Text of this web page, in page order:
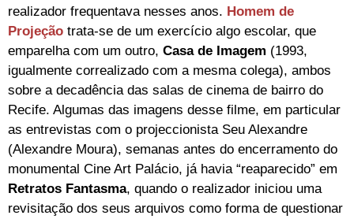
realizador frequentava nesses anos. Homem de
Projeção trata-se de um exercício algo escolar, que
emparelha com um outro, Casa de Imagem (1993,
igualmente correalizado com a mesma colega), ambos
sobre a decadência das salas de cinema de bairro do
Recife. Algumas das imagens desse filme, em particular
as entrevistas com o projeccionista Seu Alexandre
(Alexandre Moura), semanas antes do encerramento do
monumental Cine Art Palácio, já havia “reaparecido” em
Retratos Fantasma, quando o realizador iniciou uma
revisitação dos seus arquivos como forma de questionar